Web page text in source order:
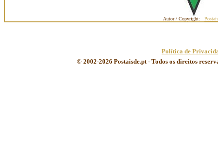
Autor / Copyright:
Política de
© 2002-2026 Postaisde.pt - Todos os direitos